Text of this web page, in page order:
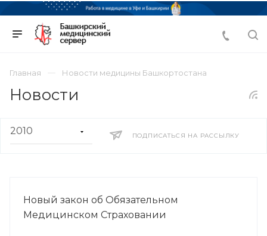
Главная Новости медицины Башкортостана
Новости
ПОДПИСАТЬСЯ НА РАССЫЛКУ
Новый закон об Обязательном
Медицинском Страховании